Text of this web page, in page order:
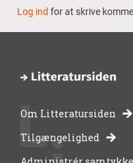
Jeg er både
den anden. Det
enkle kommaregler, der
Log ind for at skrive
-
Om Litteratursiden
Tilgængelighed